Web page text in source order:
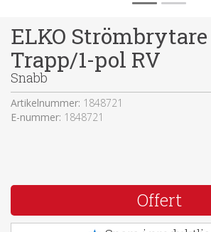
ELKO
Trapp/1-pol RV
Snabb
Artikelnummer: 1848721
E-nummer: 1848721
Offert